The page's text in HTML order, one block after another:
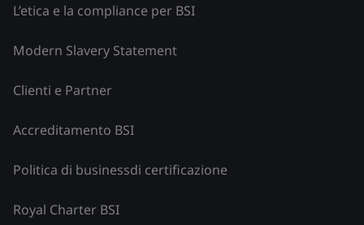
L’etica e la compliance per BSI
Modern Slavery Statement
Clienti e Partner
Accreditamento BSI
Politica di businessdi certificazione
Royal Charter BSI